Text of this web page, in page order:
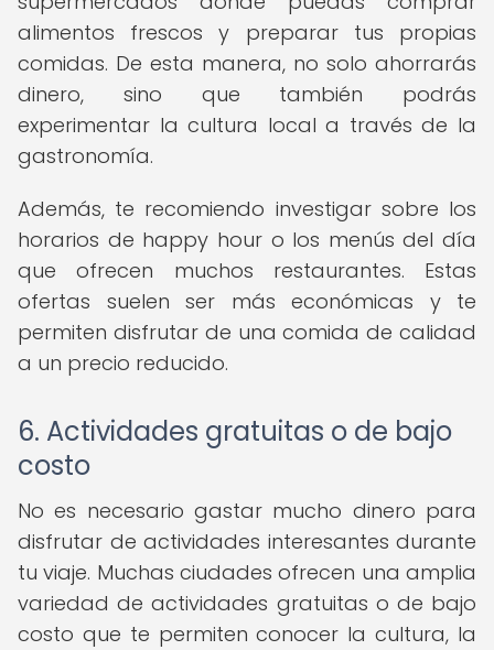
alimentos frescos y preparar tus propias
comidas. De esta manera, no solo ahorrarás
dinero, sino que también podrás
experimentar la cultura local a través de la
gastronomía.
Además, te recomiendo investigar sobre los
horarios de happy hour o los menús del día
que ofrecen muchos restaurantes. Estas
ofertas suelen ser más económicas y te
permiten disfrutar de una comida de calidad
a un precio reducido.
6. Actividades gratuitas o de bajo
costo
No es necesario gastar mucho dinero para
disfrutar de actividades interesantes durante
tu viaje. Muchas ciudades ofrecen una amplia
variedad de actividades gratuitas o de bajo
costo que te permiten conocer la cultura, la